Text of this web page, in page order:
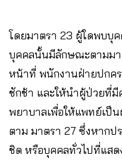
โดยมาตรา 23 ผู้ใดพบบุ
บุคคลนั้นมีลักษณะตามมา
หน้าที่ พนักงานฝ่ายปกคร
ชักช้า และให้นำผู้ป่วยที่
พยาบาลเพื่อให้แพทย์เป็
ตาม มาตรา 27 ซึ่งหาก
ชิด หรือบุคคลทั่วไปที่แส